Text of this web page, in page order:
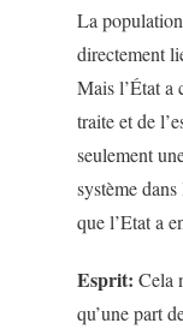
La
directement
Mais l’État a
traite et de
seulement
système
que l’Etat a
Esprit: Cela
qu’une part